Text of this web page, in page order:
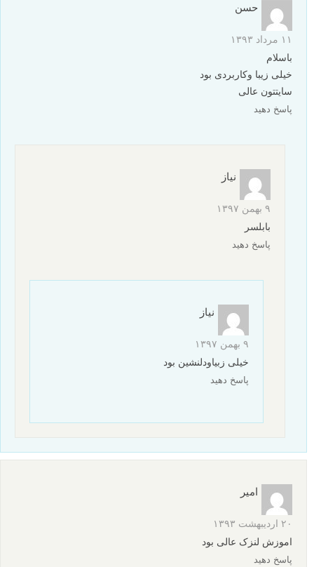
حسن
۱۱ مرداد ۱۳۹۳
باسلام
خیلی زیبا وکاربردی بود
سایتتون عالی
پاسخ دهید
نیاز
۹ بهمن ۱۳۹۷
بابلسر
پاسخ دهید
نیاز
۹ بهمن ۱۳۹۷
خیلی زبیاودلنشین بود
پاسخ دهید
امیر
۲۰ اردیبهشت ۱۳۹۳
اموزش لنزک عالی بود
پاسخ دهید